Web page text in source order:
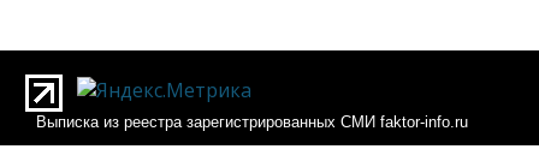
Выписка из реестра зарегистрированных СМИ faktor-info.ru